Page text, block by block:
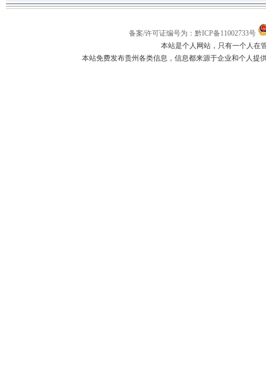
备案/许可证编号为：黔ICP备11002733号
本站是个人网站，只有一个人在
本站免费发布贵州各类信息，信息都来源于企业和个人提